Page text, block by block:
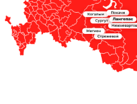
Я согласен на обработку
Покачи